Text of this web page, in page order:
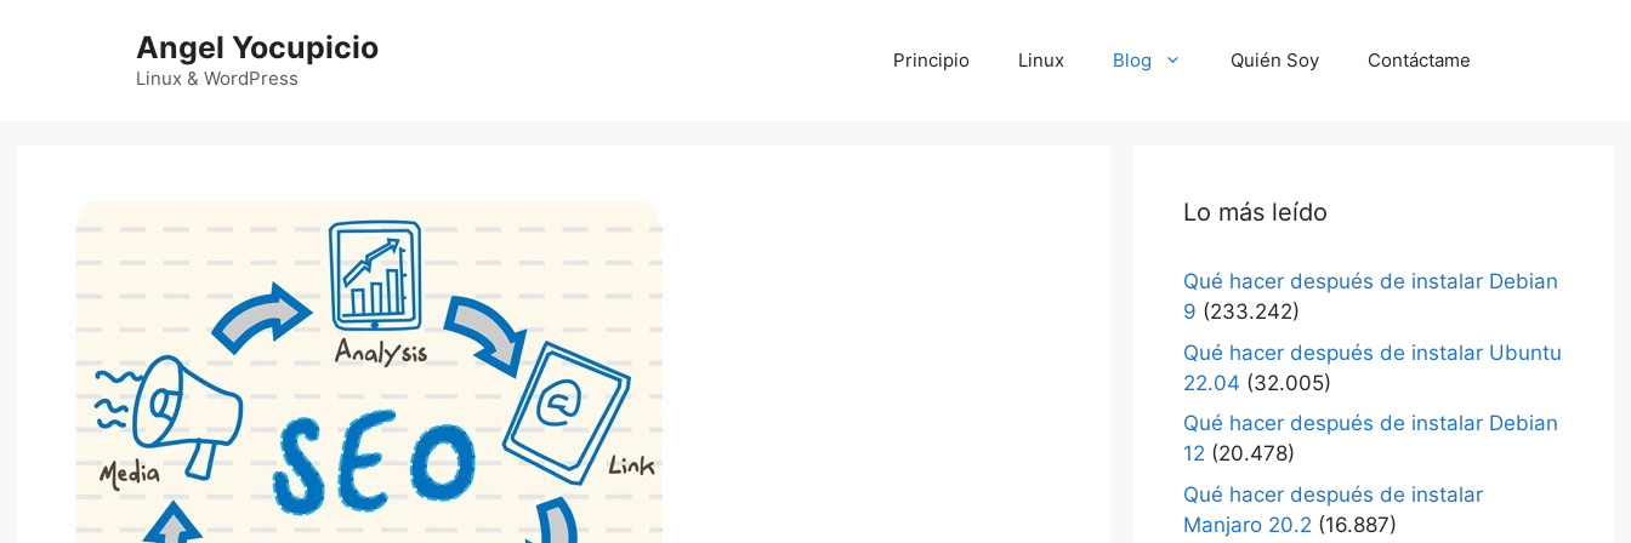
Angel Yocupicio
Linux & WordPress
Principio Linux Blog Quién Soy Contáctame
Lo más leído
Qué hacer después de instalar Debian
9 (233.242)
Qué hacer después de instalar Ubuntu
22.04 (32.005)
Qué hacer después de instalar Debian
12 (20.478)
Qué hacer después de instalar
Manjaro 20.2 (16.887)